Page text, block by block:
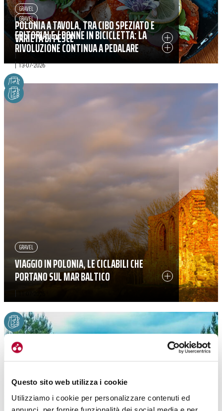
Questo sito web utilizza i cookie
Utilizziamo i cookie per personalizzare contenuti ed
POLONIA A TAVOLA, TRA CIBO SPEZIATO E
VARIETÀ DI PESCE
|
GRAVEL
EDITORIALE / DONNE IN BICICLETTA: LA
RIVOLUZIONE CONTINUA A PEDALARE
|13-07-2026
GRAVEL
VIAGGIO IN POLONIA, LE CICLABILI CHE
PORTANO SUL MAR BALTICO
|
GRAVEL